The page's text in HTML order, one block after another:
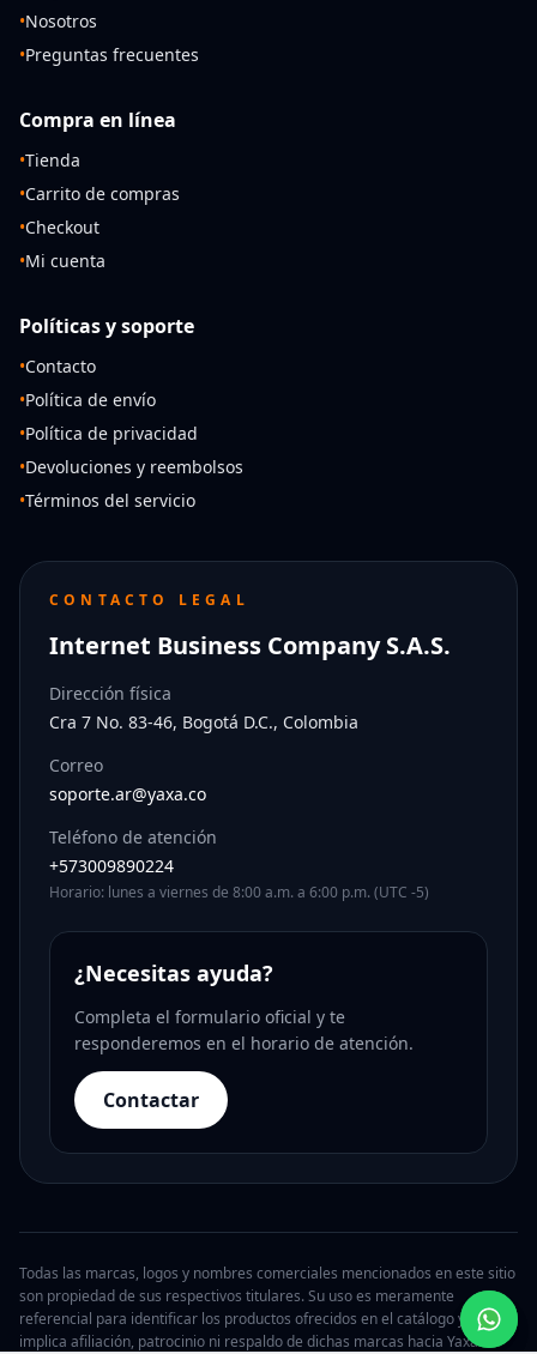
•Nosotros
•Preguntas frecuentes
Compra en línea
•Tienda
•Carrito de compras
•Checkout
•Mi cuenta
Políticas y soporte
•Contacto
•Política de envío
•Política de privacidad
•Devoluciones y reembolsos
•Términos del servicio
CONTACTO LEGAL
Internet Business Company S.A.S.
Dirección física
Cra 7 No. 83-46, Bogotá D.C., Colombia
Correo
soporte.ar@yaxa.co
Teléfono de atención
+573009890224
Horario: lunes a viernes de 8:00 a.m. a 6:00 p.m. (UTC -5)
¿Necesitas ayuda?
Completa el formulario oficial y te
responderemos en el horario de atención.
Contactar
Todas las marcas, logos y nombres comerciales mencionados en este sitio
son propiedad de sus respectivos titulares. Su uso es meramente
referencial para identificar los productos ofrecidos en el catálogo y no
implica afiliación, patrocinio ni respaldo de dichas marcas hacia Yaxa.